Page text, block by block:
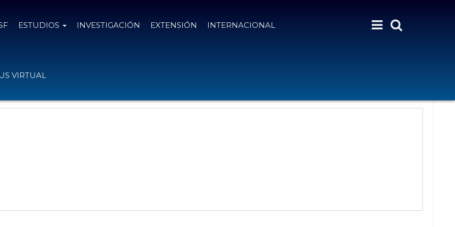
ESTUDIOS INVESTIGACIÓN EXTENSIÓN INTERNACIONAL
VIRTUAL